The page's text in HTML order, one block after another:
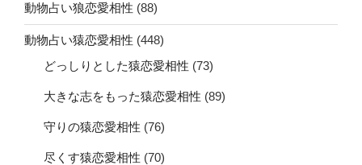
動物占い狼恋愛相性 (88)
動物占い猿恋愛相性 (448)
どっしりとした猿恋愛相性 (73)
大きな志をもった猿恋愛相性 (89)
守りの猿恋愛相性 (76)
尽くす猿恋愛相性 (70)